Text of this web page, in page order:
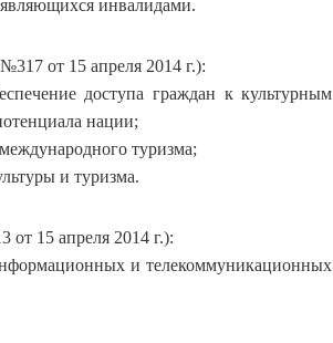
инвалидами.
от 15 апреля 2014 г.):
доступа граждан к культурным
нации;
туризма;
и туризма.
от 15 апреля 2014 г.):
и телекоммуникационных